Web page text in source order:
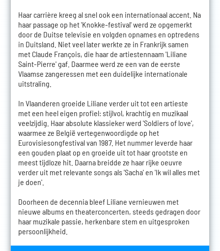
Haar carrière kreeg al snel ook een internationaal accent. Na
haar passage op het 'Knokke-festival' werd ze opgemerkt
door de Duitse televisie en volgden opnames en optredens
in Duitsland. Niet veel later werkte ze in Frankrijk samen
met Claude François, die haar de artiestennaam 'Liliane
Saint-Pierre' gaf. Daarmee werd ze een van de eerste
Vlaamse zangeressen met een duidelijke internationale
uitstraling.
In Vlaanderen groeide Liliane verder uit tot een artieste
met een heel eigen profiel: stijlvol, krachtig en muzikaal
veelzijdig. Haar absolute klassieker werd 'Soldiers of love',
waarmee ze België vertegenwoordigde op het
Eurovisiesongfestival van 1987. Het nummer leverde haar
een gouden plaat op en groeide uit tot haar grootste en
meest tijdloze hit. Daarna breidde ze haar rijke oeuvre
verder uit met relevante songs als 'Sacha' en 'Ik wil alles met
je doen'.
Doorheen de decennia bleef Liliane vernieuwen met
nieuwe albums en theaterconcerten, steeds gedragen door
haar muzikale passie, herkenbare stem en uitgesproken
persoonlijkheid.